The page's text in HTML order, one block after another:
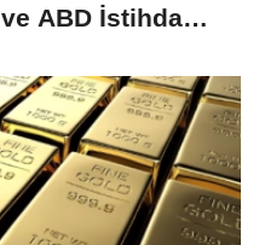
ABD İstihdam